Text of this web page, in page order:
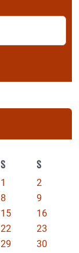
S S
1
2
8
9
15
16
22
23
29
30